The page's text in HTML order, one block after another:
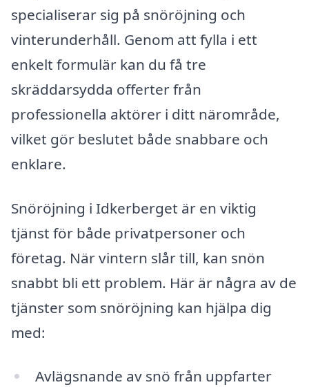
specialiserar sig på snöröjning och
vinterunderhåll. Genom att fylla i ett
enkelt formulär kan du få tre
skräddarsydda offerter från
professionella aktörer i ditt närområde,
vilket gör beslutet både snabbare och
enklare.
Snöröjning i Idkerberget är en viktig
tjänst för både privatpersoner och
företag. När vintern slår till, kan snön
snabbt bli ett problem. Här är några av de
tjänster som snöröjning kan hjälpa dig
med:
Avlägsnande av snö från uppfarter